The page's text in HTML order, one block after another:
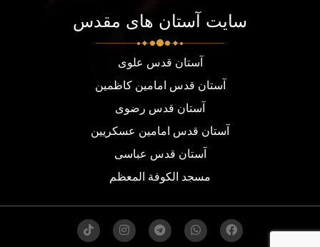
سایت آستان های مقدس
آستان قدس علوی
آستان قدس امامین کاظمین
آستان قدس رضوی
آستان قدس امامین عسکریین
آستان قدس عباسی
مسجد الكوفة المعظم